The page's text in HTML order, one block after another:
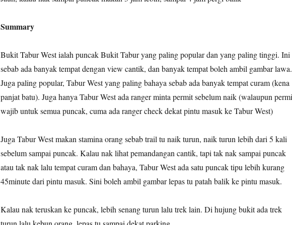
Summary
Bukit Tabur West ialah puncak Bukit Tabur yang paling popular dan yang paling tinggi. Ini
sebab ada banyak tempat dengan view cantik, dan banyak tempat boleh ambil gambar lawa.
Juga paling popular, Tabur West yang paling bahaya sebab ada banyak tempat curam (kena
panjat batu). Juga hanya Tabur West ada ranger minta permit sebelum naik (walaupun
wajib untuk semua puncak, cuma ada ranger check dekat pintu masuk ke Tabur West)
Juga Tabur West makan stamina orang sebab trail tu naik turun, naik turun lebih dari 5 kali
sebelum sampai puncak. Kalau nak lihat pemandangan cantik, tapi tak nak sampai puncak
atau tak nak lalu tempat curam dan bahaya, Tabur West ada satu puncak tipu lebih kurang
45minute dari pintu masuk. Sini boleh ambil gambar lepas tu patah balik ke pintu masuk.
Kalau nak teruskan ke puncak, lebih senang turun lalu trek lain. Di hujung bukit ada trek